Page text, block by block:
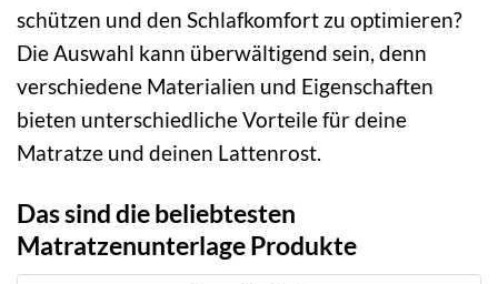
schützen und den Schlafkomfort zu optimieren?
Die Auswahl kann überwältigend sein, denn
verschiedene Materialien und Eigenschaften
bieten unterschiedliche Vorteile für deine
Matratze und deinen Lattenrost.
Das sind die beliebtesten
Matratzenunterlage Produkte